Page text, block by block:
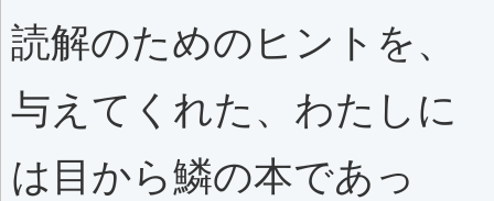
読解のためのヒントを、
与えてくれた、わたしに
は目から鱗の本であっ